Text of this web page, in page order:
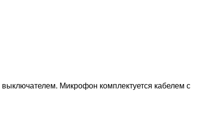
Микрофон комплектуется кабелем с